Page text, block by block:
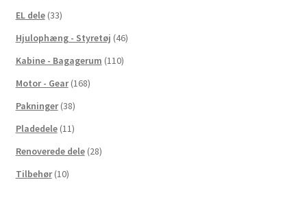
EL dele (33)
Hjulophæng - Styretøj (46)
Kabine - Bagagerum (110)
Motor - Gear (168)
Pakninger (38)
Pladedele (11)
Renoverede dele (28)
Tilbehør (10)